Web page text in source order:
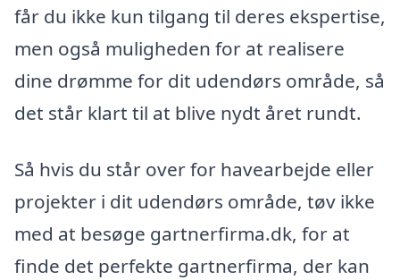
får du ikke kun tilgang til deres ekspertise,
men også muligheden for at realisere
dine drømme for dit udendørs område, så
det står klart til at blive nydt året rundt.
Så hvis du står over for havearbejde eller
projekter i dit udendørs område, tøv ikke
med at besøge gartnerfirma.dk, for at
finde det perfekte gartnerfirma, der kan